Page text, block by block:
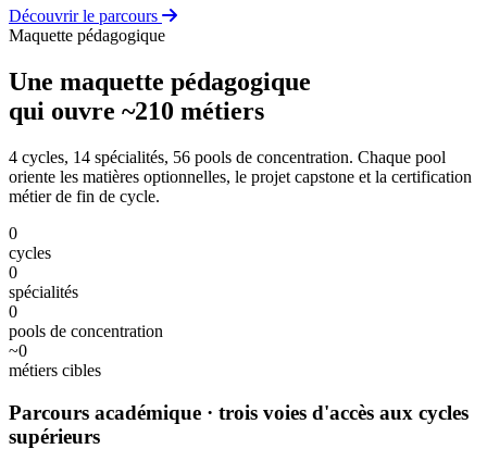
Découvrir le parcours
Maquette pédagogique
Une maquette pédagogique
qui ouvre ~210 métiers
4 cycles, 14 spécialités, 56 pools de concentration. Chaque pool
oriente les matières optionnelles, le projet capstone et la certification
métier de fin de cycle.
0
cycles
0
spécialités
0
pools de concentration
~0
métiers cibles
Parcours académique · trois voies d'accès aux cycles
supérieurs